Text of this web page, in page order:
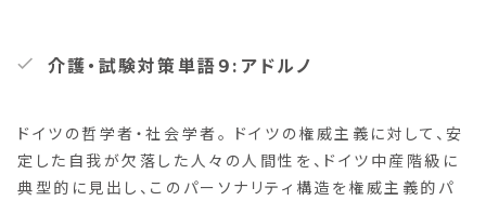
介護・試験対策単語９:アドルノ
ドイツの哲学者・社会学者。 ドイツの権威主義に対して、安
定した自我が欠落した人々の人間性を、ドイツ中産階級に
典型的に見出し、このパーソナリティ構造を権威主義的パ